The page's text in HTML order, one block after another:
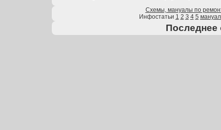
Схемы, мануалы по
Инфостатьи 1 2 3 4 5